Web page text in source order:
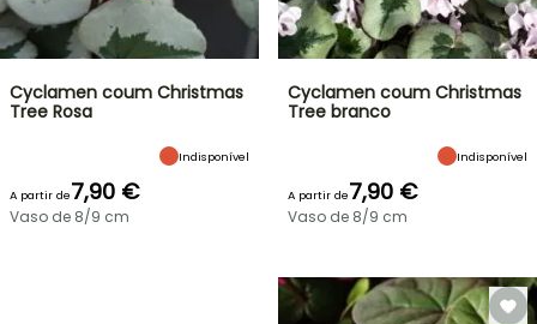
Cyclamen coum Christmas
Tree Rosa
Indisponível
A partir de7,90 €
Vaso de 8/9 cm
Cyclamen coum Christmas
Tree branco
Indisponível
A partir de7,90 €
Vaso de 8/9 cm